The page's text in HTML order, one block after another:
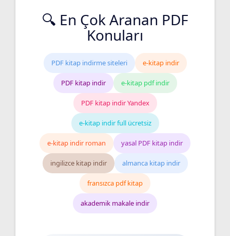
🔍 En Çok Aranan PDF
Konuları
PDF kitap indirme siteleri e-kitap indir
PDF kitap indir e-kitap pdf indir
PDF kitap indir Yandex
e-kitap indir full ücretsiz
e-kitap indir roman yasal PDF kitap indir
ingilizce kitap indir almanca kitap indir
fransızca pdf kitap
akademik makale indir